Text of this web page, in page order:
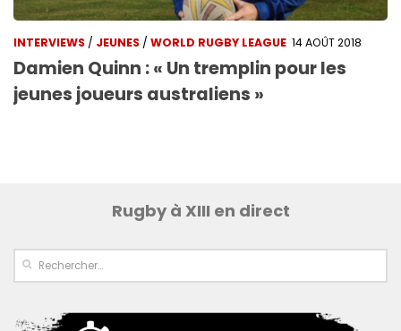
INTERVIEWS / JEUNES / WORLD RUGBY LEAGUE 14 AOÛT 2018
Damien Quinn : « Un tremplin pour les
jeunes joueurs australiens »
Rugby à XIII en direct